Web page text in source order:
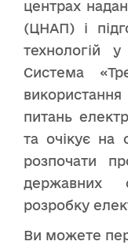
центрах
(ЦНАП) і
технологій
Система
питань
та очікує на
розпочати
державних
розробку
Ви можете